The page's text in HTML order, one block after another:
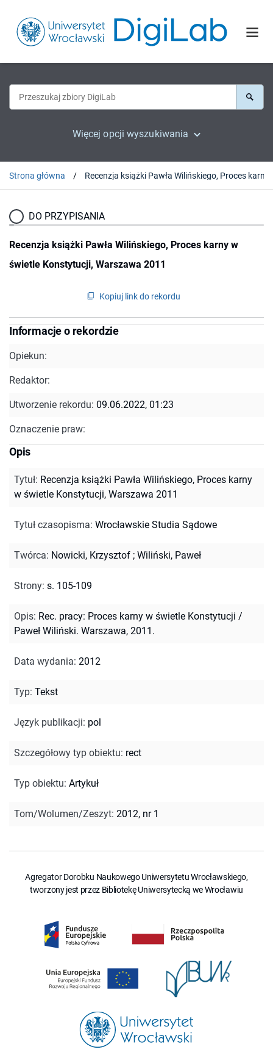
Więcej opcji wyszukiwania
Strona główna
DO PRZYPISANIA
Recenzja książki Pawła Wilińskiego, Proces karny w
świetle Konstytucji, Warszawa 2011
Kopiuj link do rekordu
Informacje o rekordzie
Opiekun:
Redaktor:
Utworzenie rekordu: 09.06.2022, 01:23
Oznaczenie praw:
Opis
Tytuł: Recenzja książki Pawła Wilińskiego, Proces karny
w świetle Konstytucji, Warszawa 2011
Tytuł czasopisma: Wrocławskie Studia Sądowe
Twórca: Nowicki, Krzysztof ; Wiliński, Paweł
Strony: s. 105-109
Opis: Rec. pracy: Proces karny w świetle Konstytucji /
Paweł Wiliński. Warszawa, 2011.
Data wydania: 2012
Typ: Tekst
Język publikacji: pol
Szczegółowy typ obiektu: rect
Typ obiektu: Artykuł
Tom/Wolumen/Zeszyt: 2012, nr 1
Agregator Dorobku Naukowego Uniwersytetu Wrocławskiego,
tworzony jest przez Bibliotekę Uniwersytecką we Wrocławiu